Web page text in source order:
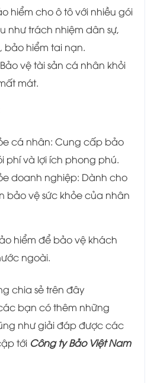
hiểm cho ô tô với nhiều gói
như trách nhiệm dân sự,
bảo hiểm tai nạn.
vệ tài sản cá nhân khỏi
mát.
cá nhân: Cung cấp bảo
phí và lợi ích phong phú.
doanh nghiệp: Dành cho
bảo vệ sức khỏe của nhân
hiểm để bảo vệ khách
ngoài.
chia sẻ trên đây
bạn có thêm những
như giải đáp được các
tới Công ty Bảo Việt Nam